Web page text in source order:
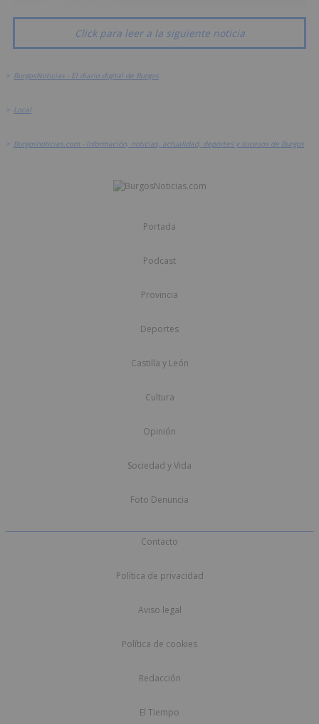
Click para leer a la siguiente noticia
> BurgosNoticias - El diario digital de Burgos
> Local
> Burgosnoticias.com - Información, noticias, actualidad, deportes y sucesos de Burgos
Portada
Podcast
Provincia
Deportes
Castilla y León
Cultura
Opinión
Sociedad y Vida
Foto Denuncia
Contacto
Política de privacidad
Aviso legal
Política de cookies
Redacción
El Tiempo